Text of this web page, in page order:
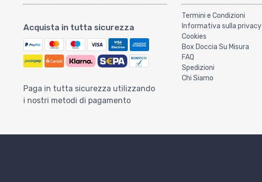
Acquista in tutta sicurezza
Paga in tutta sicurezza utilizzando
i nostri metodi di pagamento
Termini e Condizioni
Informativa sulla privacy
Cookies
Box Doccia Su Misura
FAQ
Spedizioni
Chi Siamo